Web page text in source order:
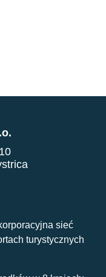
sieć
turystycznych